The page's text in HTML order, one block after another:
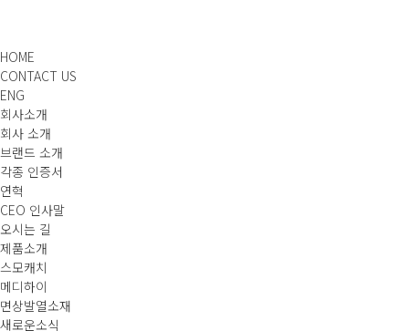
HOME
CONTACT US
ENG
회사소개
회사 소개
브랜드 소개
각종 인증서
연혁
CEO 인사말
오시는 길
제품소개
스모캐치
메디하이
면상발열소재
새로운소식